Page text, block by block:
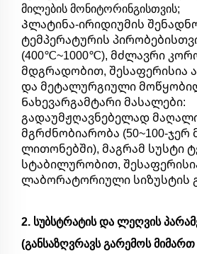
მილების მონიტორინგისთვის;
Პლატინა-ირიდიუმის
ტემპერატურის
(400℃~1000℃), მძლავრი
მდგრადობით, შესაფერისია
და მეტალურგიული
Ნახევარგამტარი მასალები:
გადაუმჟღავნებელად
მგრძნობიარობა (50~100-ჯერ
ლითონებში), მაგრამ სუსტი
სტაბილურობით,
ლაბორატორიული სიზუსტის
2. სუბსტრატის და ლეღვის
(განსაზღვრავს გარემოს მიმართ